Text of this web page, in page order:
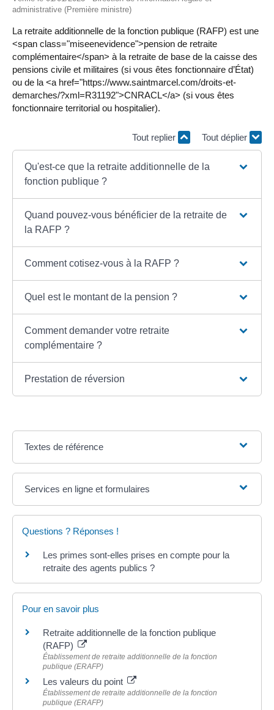
administrative (Première ministre)
La retraite additionnelle de la fonction publique (RAFP) est une
<span class="miseenevidence">pension de retraite
complémentaire</span> à la retraite de base de la caisse des
pensions civile et militaires (si vous êtes fonctionnaire d’État)
ou de la <a href="https://www.saintmarcel.com/droits-et-
demarches/?xml=R31192">CNRACL</a> (si vous êtes
fonctionnaire territorial ou hospitalier).
Tout replier Tout déplier
Qu'est-ce que la retraite additionnelle de la
fonction publique ?
Quand pouvez-vous bénéficier de la retraite de
la RAFP ?
Comment cotisez-vous à la RAFP ?
Quel est le montant de la pension ?
Comment demander votre retraite
complémentaire ?
Prestation de réversion
Textes de référence
Services en ligne et formulaires
Questions ? Réponses !
Les primes sont-elles prises en compte pour la
retraite des agents publics ?
Pour en savoir plus
Retraite additionnelle de la fonction publique
(RAFP)
Établissement de retraite additionnelle de la fonction
publique (ERAFP)
Les valeurs du point
Établissement de retraite additionnelle de la fonction
publique (ERAFP)